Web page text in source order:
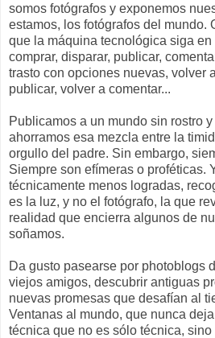
somos fotógrafos y exponemos
estamos, los fotógrafos del mundo.
que la máquina tecnológica siga
comprar, disparar, publicar,
trasto con opciones nuevas, volver
publicar, volver a comentar...
Publicamos a un mundo sin rostro
ahorramos esa mezcla entre la
orgullo del padre. Sin embargo,
Siempre son efímeras o proféticas.
técnicamente menos logradas,
es la luz, y no el fotógrafo, la que
realidad que encierra algunos de
soñamos.
Da gusto pasearse por photoblogs
viejos amigos, descubrir antiguas
nuevas promesas que desafían al
Ventanas al mundo, que nunca
técnica que no es sólo técnica,